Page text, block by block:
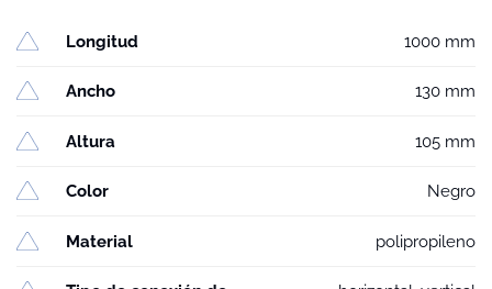
Longitud 1000 mm
Ancho 130 mm
Altura 105 mm
Color Negro
Material polipropileno